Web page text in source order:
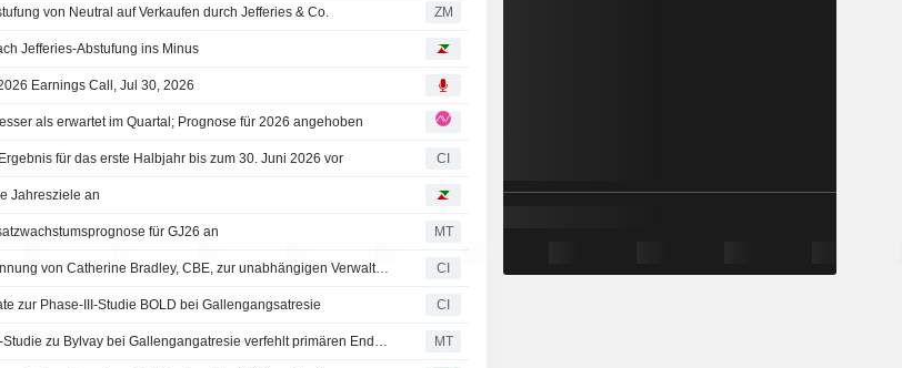
von Neutral auf Verkaufen durch Jefferies & Co. ZM
Jefferies-Abstufung ins Minus
Earnings Call, Jul 30, 2026
als erwartet im Quartal; Prognose für 2026 angehoben
für das erste Halbjahr bis zum 30. Juni 2026 vor CI
Jahresziele an
für GJ26 an MT
Ipsen gibt Ernennung von Catherine Bradley, CBE, zur unabhängigen Verwaltungsrätin, Vorsitzenden des Prüfungsausschusses und Mitglied des Vergütungsausschusses mit Wirkung zum 29. Juli 2026 bekannt CI
zur Phase-III-Studie BOLD bei Gallengangsatresie CI
Ipsen: Phase-3-Studie zu Bylvay bei Gallengangatresie verfehlt primären Endpunkt MT